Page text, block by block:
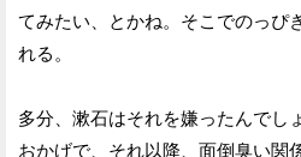
てみたい、とかね。そこでのっぴ
れる。
多分、漱石はそれを嫌ったんでし
おかげで、それ以降、面倒臭い関